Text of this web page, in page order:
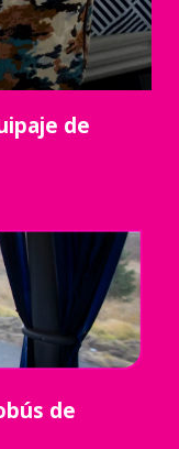
de
de